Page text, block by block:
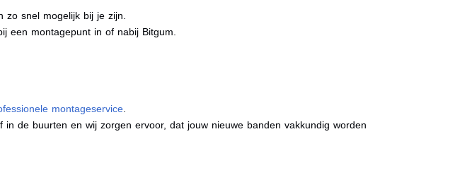
zo snel mogelijk bij je zijn.
een montagepunt in of nabij Bitgum.
montageservice.
de buurten en wij zorgen ervoor, dat jouw nieuwe banden vakkundig worden